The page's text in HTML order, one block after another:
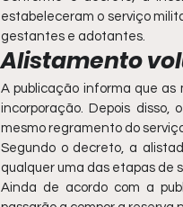
estabeleceram o serviço
gestantes e adotantes.
Alistamento
A publicação informa que as
incorporação. Depois
mesmo regramento do
Segundo o decreto, a
qualquer uma das etapas de
Ainda de acordo com a